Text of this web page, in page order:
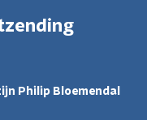
Philip Bloemendal